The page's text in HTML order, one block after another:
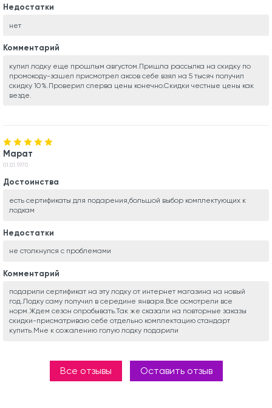
Недостатки
нет
Комментарий
купил лодку еще прошлым августом.Пришла рассылка на скидку по
промокоду-зашел присмотрел аксов себе взял на 5 тысяч получил
скидку 10%.Проверил сперва цены конечно.Скидки честные цены как
везде.
Марат
01.01.1970
Достоинства
есть сертификаты для подарения,большой выбор комплектующих к
лодкам
Недостатки
не столкнулся с проблемами
Комментарий
подарили сертификат на эту лодку от интернет магазина на новый
год.Лодку саму получил в середине января.Все осмотрели все
норм.Ждем сезон опробывать.Так же сказали на повторные заказы
скидки-присматриваю себе отдельно комплектацию стандарт
купить.Мне к сожалению голую лодку подарили
Все отзывы Оставить отзыв